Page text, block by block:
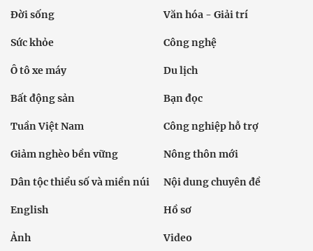
Đời sống Văn hóa - Giải trí
Sức khỏe Công nghệ
Ô tô xe máy Du lịch
Bất động sản Bạn đọc
Tuần Việt Nam Công nghiệp hỗ trợ
Giảm nghèo bền vững Nông thôn mới
Dân tộc thiểu số và miền núi Nội dung chuyên đề
English Hồ sơ
Ảnh Video